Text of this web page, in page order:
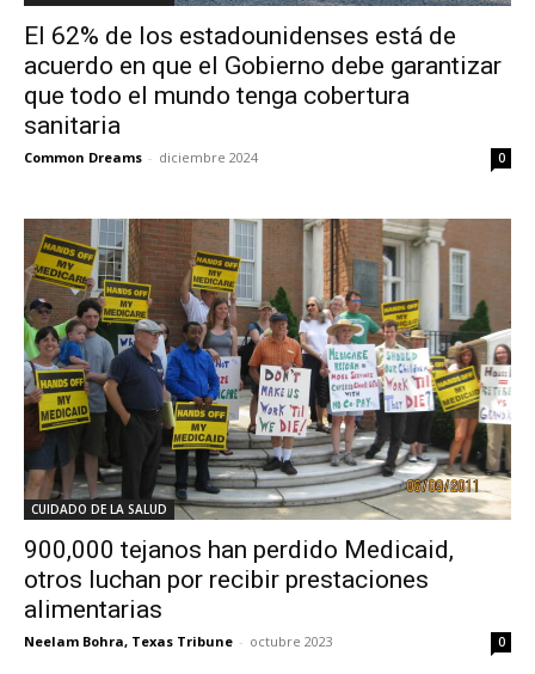
El 62% de los estadounidenses está de
acuerdo en que el Gobierno debe garantizar
que todo el mundo tenga cobertura
sanitaria
Common Dreams - diciembre 2024 0
CUIDADO DE LA SALUD
900,000 tejanos han perdido Medicaid,
otros luchan por recibir prestaciones
alimentarias
Neelam Bohra, Texas Tribune - octubre 2023 0